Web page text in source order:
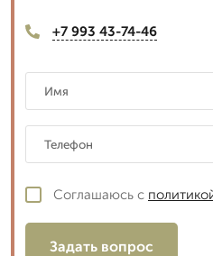
+7 993 43-74-46
Соглашаюсь с
Задать вопрос